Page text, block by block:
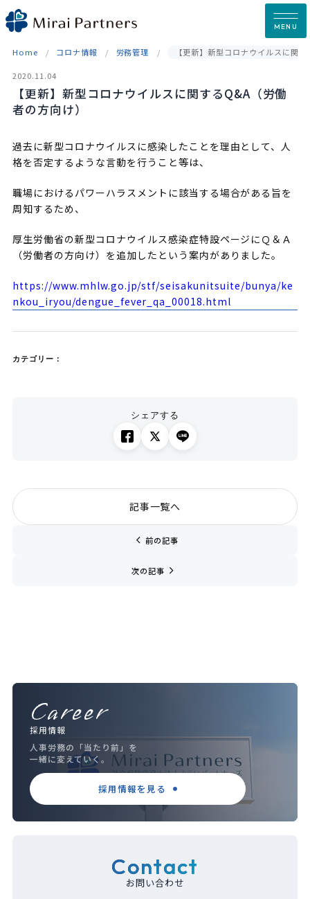
Skip
to
MENU
Home コロナ情報 労務管理 【更新】新型コロナウイルスに関
2020.11.04
【更新】新型コロナウイルスに関するQ&A（労働
者の方向け）
過去に新型コロナウイルスに感染したことを理由として、人
格を否定するような言動を行うこと等は、
職場におけるパワーハラスメントに該当する場合がある旨を
周知するため、
厚生労働省の新型コロナウイルス感染症特設ページにＱ＆Ａ
（労働者の方向け）を追加したという案内がありました。
https://www.mhlw.go.jp/stf/seisakunitsuite/bunya/ke
nkou_iryou/dengue_fever_qa_00018.html
カテゴリー：
シェアする
chevron_left 前の記事
記事一覧へ
次の記事 navigate_next
Career
採用情報
人事労務の「当たり前」を
一緒に変えていく。
採用情報を見る
Contact
お問い合わせ